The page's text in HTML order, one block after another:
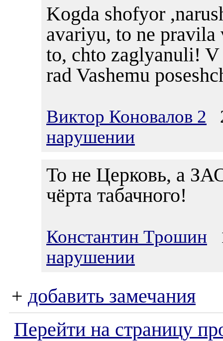
Kogda shofyor
avariyu, to ne pravila
to, chto zaglyanuli! V
rad Vashemu
Виктор Коновалов 2
нарушении
То не Церковь, а
чёрта табачного!
Константин Трошин
нарушении
+ добавить замечания
Перейти на страницу